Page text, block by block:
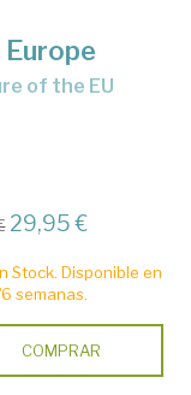
of the EU
29,95 €
Stock. Disponible en
semanas.
COMPRAR